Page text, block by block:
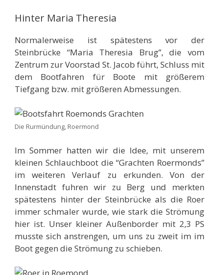
Hinter Maria Theresia
Normalerweise ist spätestens vor der
Steinbrücke “Maria Theresia Brug”, die vom
Zentrum zur Voorstad St. Jacob führt, Schluss mit
dem Bootfahren für Boote mit größerem
Tiefgang bzw. mit größeren Abmessungen.
Die Rurmündung, Roermond
Im Sommer hatten wir die Idee, mit unserem
kleinen Schlauchboot die “Grachten Roermonds”
im weiteren Verlauf zu erkunden. Von der
Innenstadt fuhren wir zu Berg und merkten
spätestens hinter der Steinbrücke als die Roer
immer schmaler wurde, wie stark die Strömung
hier ist. Unser kleiner Außenborder mit 2,3 PS
musste sich anstrengen, um uns zu zweit im im
Boot gegen die Strömung zu schieben.